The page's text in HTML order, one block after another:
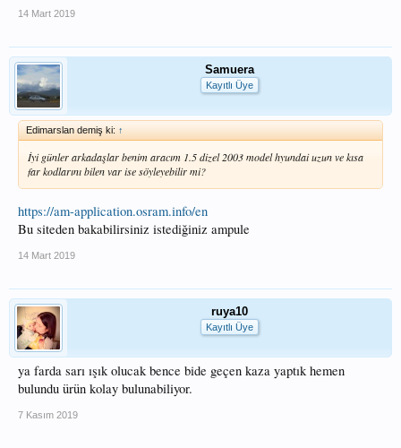
14 Mart 2019
Samuera
Kayıtlı Üye
Edimarslan demiş ki: ↑
İyi günler arkadaşlar benim aracım 1.5 dizel 2003 model hyundai uzun ve kısa
far kodlarını bilen var ise söyleyebilir mi?
https://am-application.osram.info/en
Bu siteden bakabilirsiniz istediğiniz ampule
14 Mart 2019
ruya10
Kayıtlı Üye
ya farda sarı ışık olucak bence bide geçen kaza yaptık hemen
bulundu ürün kolay bulunabiliyor.
7 Kasım 2019